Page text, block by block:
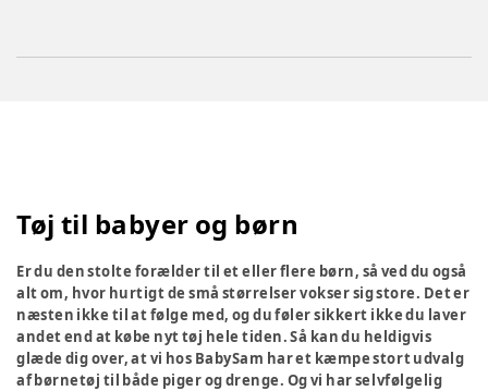
Tøj til babyer og børn
Er du den stolte forælder til et eller flere børn, så ved du også
alt om, hvor hurtigt de små størrelser vokser sig store. Det er
næsten ikke til at følge med, og du føler sikkert ikke du laver
andet end at købe nyt tøj hele tiden. Så kan du heldigvis
glæde dig over, at vi hos BabySam har et kæmpe stort udvalg
af børnetøj til både piger og drenge. Og vi har selvfølgelig